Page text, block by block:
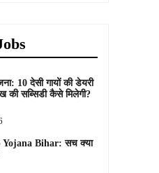
10 देसी गायों की डेयरी
की सब्सिडी कैसे मिलेगी?
Yojana Bihar: सच क्या